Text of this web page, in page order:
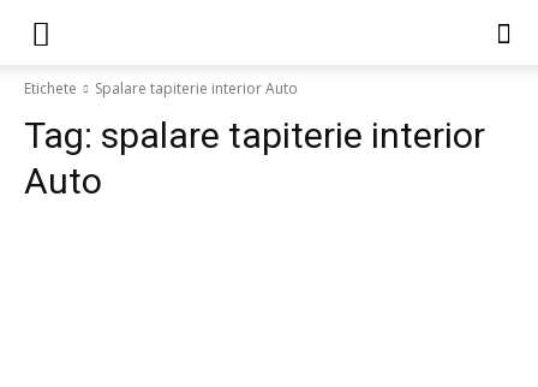
Etichete Spalare tapiterie interior Auto
Tag: spalare tapiterie interior
Auto